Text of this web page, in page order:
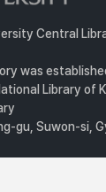
Central
was
Library of
gu, Suwon-si,